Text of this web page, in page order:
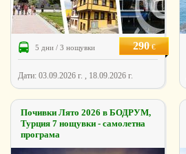
5 дни / 3 нощувки 290€
Дати: 03.09.2026 г. , 18.09.2026 г.
Почивки Лято 2026 в БОДРУМ,
Турция 7 нощувки - самолетна
програма